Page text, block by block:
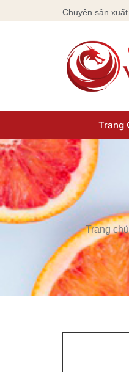
Chuyên sản
Trang
Trang chủ